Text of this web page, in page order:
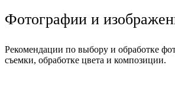
Фотографии и
Рекомендации по выбору и обработке
съемки, обработке цвета и композиции.